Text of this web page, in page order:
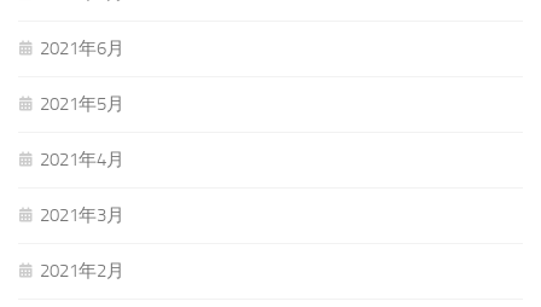
2021年6月
2021年5月
2021年4月
2021年3月
2021年2月